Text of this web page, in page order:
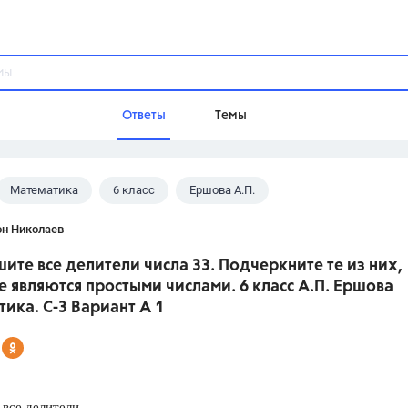
Ответы Темы
Домашнее задание
Школа
Математика 6 класс Ершова А.П.
Николаев
все делители числа 33. Подчеркните те из них,
являются простыми числами. 6 класс А.П. Ершова
С-3 Вариант А 1